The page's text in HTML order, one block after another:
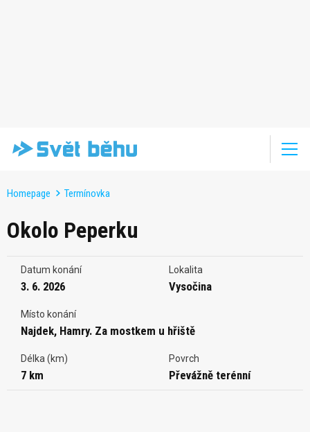
Homepage Termínovka
Okolo Peperku
Datum konání
3. 6. 2026
Lokalita
Vysočina
Místo konání
Najdek, Hamry. Za mostkem u hřiště
Délka (km)
7 km
Povrch
Převážně terénní